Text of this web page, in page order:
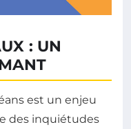
: UN
est un enjeu
des inquiétudes